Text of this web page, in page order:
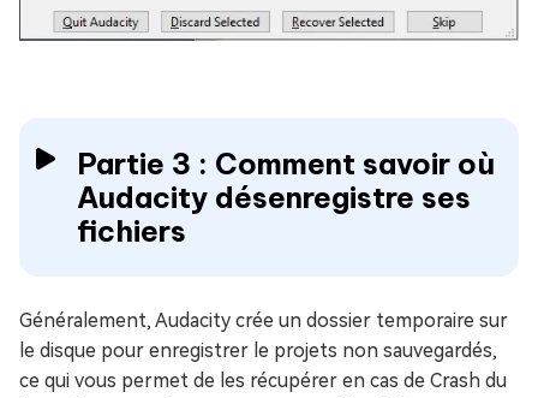
Partie 3 : Comment savoir où
Audacity désenregistre ses
fichiers
Généralement, Audacity crée un dossier temporaire sur
le disque pour enregistrer le projets non sauvegardés,
ce qui vous permet de les récupérer en cas de Crash du